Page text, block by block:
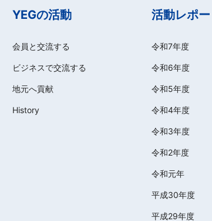
YEGの活動
会員と交流する
ビジネスで交流する
地元へ貢献
History
活動レポー
令和7年度
令和6年度
令和5年度
令和4年度
令和3年度
令和2年度
令和元年
平成30年度
平成29年度